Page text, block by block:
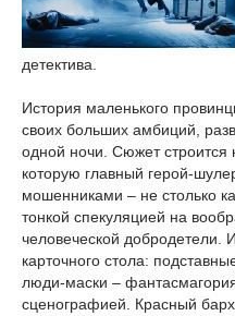
детектива.
История маленького
своих больших амбиций,
одной ночи. Сюжет строится
которую главный герой-
мошенниками – не столько
тонкой спекуляцией на
человеческой добродетели.
карточного стола:
люди-маски –
сценографией. Красный